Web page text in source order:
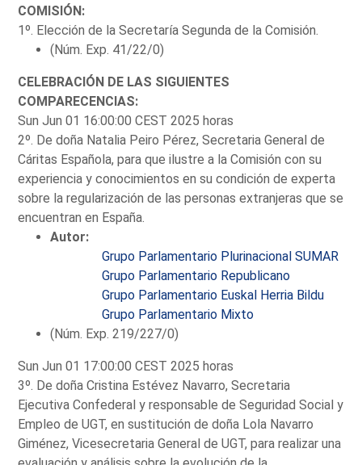
COMISIÓN:
1º. Elección de la Secretaría Segunda de la Comisión.
(Núm. Exp. 41/22/0)
CELEBRACIÓN DE LAS SIGUIENTES
COMPARECENCIAS:
Sun Jun 01 16:00:00 CEST 2025 horas
2º. De doña Natalia Peiro Pérez, Secretaria General de
Cáritas Española, para que ilustre a la Comisión con su
experiencia y conocimientos en su condición de experta
sobre la regularización de las personas extranjeras que se
encuentran en España.
Autor:
Grupo Parlamentario Plurinacional SUMAR
Grupo Parlamentario Republicano
Grupo Parlamentario Euskal Herria Bildu
Grupo Parlamentario Mixto
(Núm. Exp. 219/227/0)
Sun Jun 01 17:00:00 CEST 2025 horas
3º. De doña Cristina Estévez Navarro, Secretaria
Ejecutiva Confederal y responsable de Seguridad Social y
Empleo de UGT, en sustitución de doña Lola Navarro
Giménez, Vicesecretaria General de UGT, para realizar una